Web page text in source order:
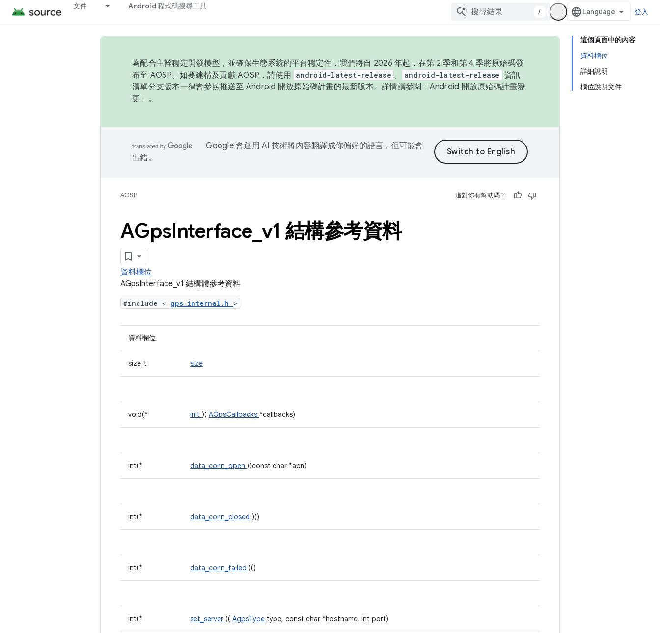
文件 Android 程式碼搜尋工具
/ 登入
這個頁面中的內容
資料欄位
詳細說明
欄位說明文件
為配合主幹穩定開發模型，並確保生態系統的平台穩定性，我們將自 2026 年起，在第 2 季和第 4 季將原始碼發
布至 AOSP。如要建構及貢獻 AOSP，請使用 android-latest-release 。 android-latest-release
資訊
清單分支版本一律會參照推送至 Android 開放原始碼計畫的最新版本。詳情請參閱「 Android 開放原始碼計畫變
更 」。
Google 會運用 AI 技術將內容翻譯成你偏好的語言，但可能會
出錯。
AOSP 這對你有幫助嗎？
AGpsInterface v1 結構參考資料
資料欄位
AGpsInterface_v1 結構體參考資料
#include < gps_internal.h >
資料欄位
size_t size
void(* init )( AGpsCallbacks *callbacks)
int(* data_conn_open )(const char *apn)
int(* data_conn_closed )()
int(* data_conn_failed )()
int(* set_server )( AgpsType type, const char *hostname, int port)